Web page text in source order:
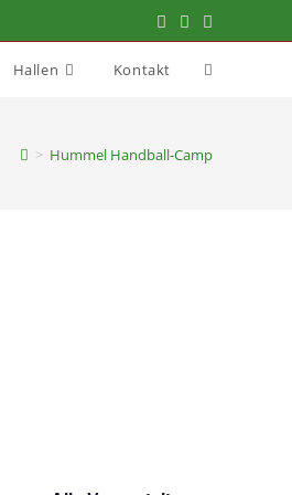
Hallen Kontakt Website-
> Hummel Handball-Camp